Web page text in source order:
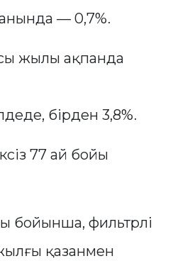
— 0,7%.
жылы ақпанда
бірден 3,8%.
77 ай бойы
бойынша, фильтрлі
қазанмен